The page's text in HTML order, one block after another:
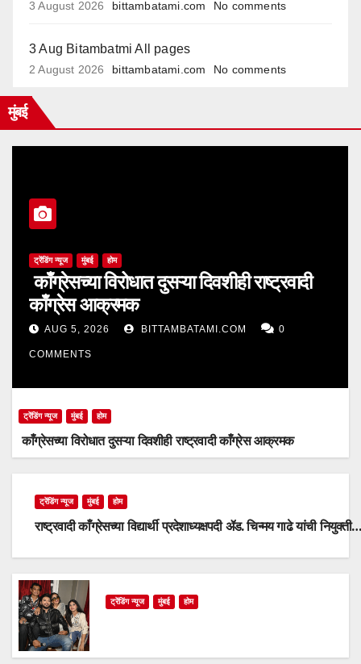
3 August 2026 bittambatami.com No comments
3 Aug Bitambatmi All pages
2 August 2026 bittambatami.com No comments
मुंबई
ट्रेंडिंग न्यूज मुंबई होम
काँग्रेसच्या विरोधात दुसऱ्या दिवशीही राष्ट्रवादी
काँग्रेस आक्रमक
AUG 5, 2026 BITTAMBATAMI.COM 0
COMMENTS
ट्रेंडिंग न्यूज मुंबई होम
काँग्रेसच्या विरोधात दुसऱ्या दिवशीही राष्ट्रवादी काँग्रेस आक्रमक
ट्रेंडिंग न्यूज मुंबई होम
राष्ट्रवादी काँग्रेसच्या विद्यार्थी प्रदेशाध्यक्षपदी ॲड. चिन्मय गाढे यांची नियुक्ती…
ट्रेंडिंग न्यूज मुंबई होम